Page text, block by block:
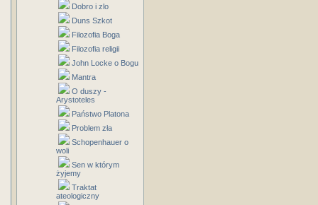
Dobro i zlo
Duns Szkot
Filozofia Boga
Filozofia religii
John Locke o Bogu
Mantra
O duszy -
Arystoteles
Państwo Platona
Problem zła
Schopenhauer o
woli
Sen w którym
żyjemy
Traktat
ateologiczny